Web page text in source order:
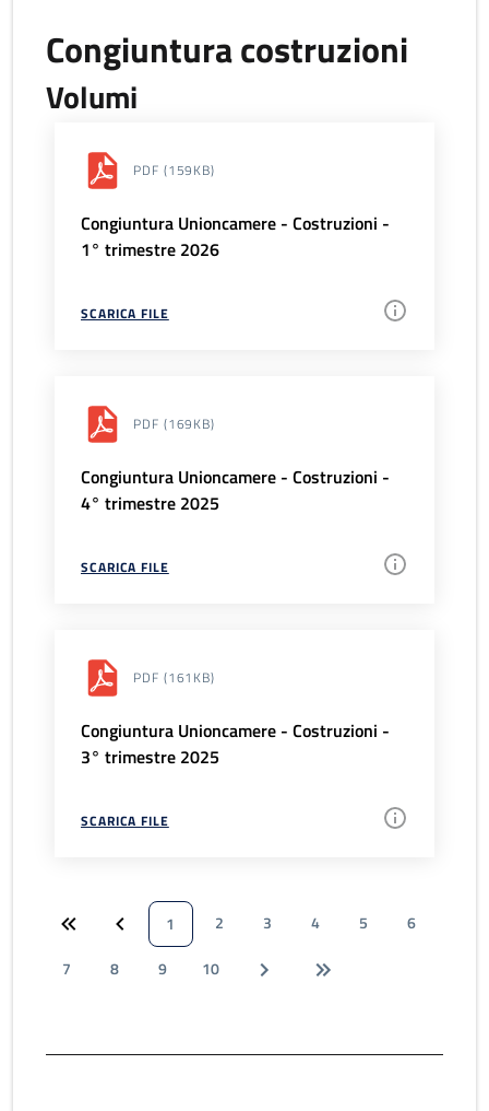
Congiuntura costruzioni
Volumi
PDF (159KB)
Congiuntura Unioncamere - Costruzioni -
1° trimestre 2026
SCARICA FILE
PDF (169KB)
Congiuntura Unioncamere - Costruzioni -
4° trimestre 2025
SCARICA FILE
PDF (161KB)
Congiuntura Unioncamere - Costruzioni -
3° trimestre 2025
SCARICA FILE
1 2 3 4 5
6
7
8 9 10